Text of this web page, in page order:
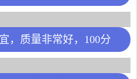
，质量非常好，100分